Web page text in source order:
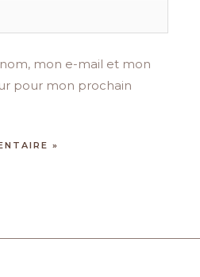
mon e-mail et mon
pour mon prochain